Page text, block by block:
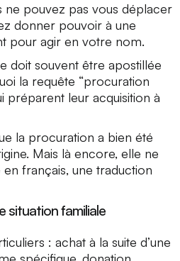
ne pouvez pas vous déplacer
donner pouvoir à une
pour agir en votre nom.
doit souvent être apostillée
la requête “procuration
préparent leur acquisition à
la procuration a bien été
Mais là encore, elle ne
français, une traduction
situation familiale
: achat à la suite d’une